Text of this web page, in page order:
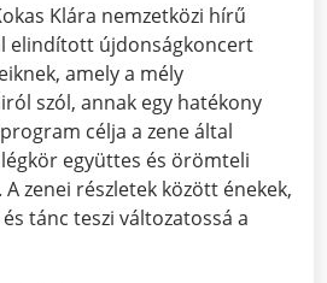
Klára nemzetközi hírű
elindított újdonságkoncert
amely a mély
szól, annak egy hatékony
célja a zene által
együttes és örömteli
zenei részletek között énekek,
tánc teszi változatossá a